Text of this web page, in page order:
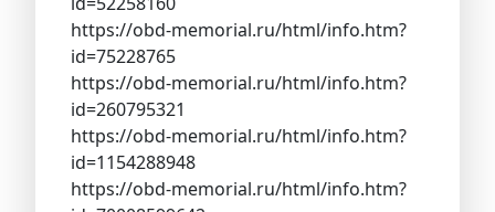
https://obd-memorial.ru/html/info.htm?
id=75228765
https://obd-memorial.ru/html/info.htm?
id=260795321
https://obd-memorial.ru/html/info.htm?
id=1154288948
https://obd-memorial.ru/html/info.htm?